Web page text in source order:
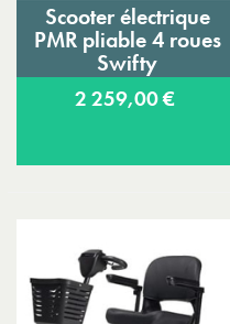
Scooter électrique
PMR pliable 4 roues
Swifty
2 259,00 €